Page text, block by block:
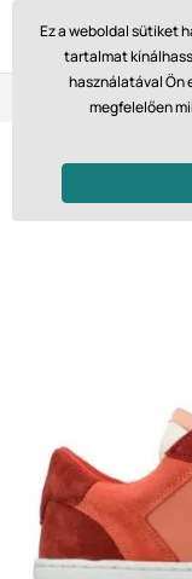
Visszaküldés 14
Ez a weboldal sütiket
tartalmat
használatával Ön
megfelelően